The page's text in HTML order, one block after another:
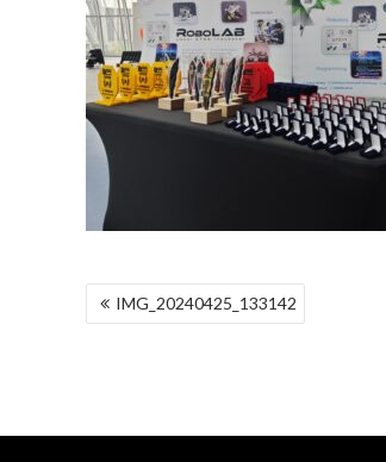
NAWIGACJA
WPISU
IMG_20240425_133142